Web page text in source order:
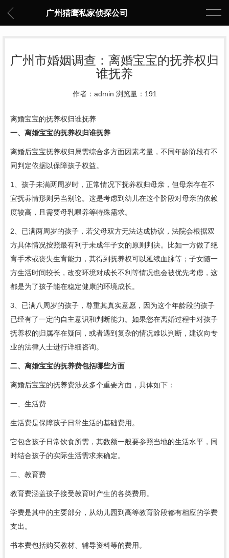
广州猎鹰私家侦探公司
广州市婚姻调查：离婚宝宝的抚养权归
谁抚养
作者：admin 浏览量：191
离婚宝宝的抚养权归谁抚养
一、离婚宝宝的抚养权归谁抚养
离婚后宝宝抚养权归属需综合多方面因素考量，不同年龄阶段有不
同判定依据以保障孩子权益。
1、孩子未满两周岁时，正常情况下抚养权归母亲，但母亲存在不
宜抚养情形则另当别论。这是考虑到幼儿在这个阶段对母亲的依赖
度较高，且需要母乳喂养等特殊需求。
2、已满两周岁的孩子，若父母双方无法达成协议，法院会根据双
方具体情况按照最有利于未成年子女的原则判决。比如一方做了绝
育手术或丧失生育能力，其得到抚养权可以延续血脉等；子女随一
方生活时间较长，改变环境对成长不利等情况也会被优先考虑，这
都是为了孩子能在稳定健康的环境成长。
3、已满八周岁的孩子，尊重其真实意愿，因为这个年龄段的孩子
已经有了一定的自主意识和判断能力。如果您在离婚过程中对孩子
抚养权的归属存在疑问，或者遇到复杂的情况难以判断，建议向专
业的法律人士进行详细咨询。
二、离婚宝宝的抚养费包括哪些方面
离婚后宝宝的抚养费涉及多个重要方面，具体如下：
一、生活费
生活费是保障孩子日常生活的基础费用。
它包含孩子日常饮食所需，其数额一般要参照当地的生活水平，同
时结合孩子的实际生活需求来确定。
二、教育费
教育费涵盖孩子接受教育时产生的各类费用。
学费是其中的主要部分，从幼儿园到高等教育阶段都有相应的学费
支出。
书本费包括购买教材、辅导资料等的费用。